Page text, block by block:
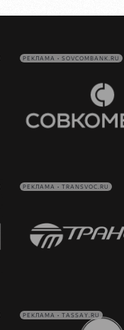
РЕКЛАМА • SOVCOMBANK.RU
РЕКЛАМА • TRANSVOC.RU
РЕКЛАМА • TASSAY.RU